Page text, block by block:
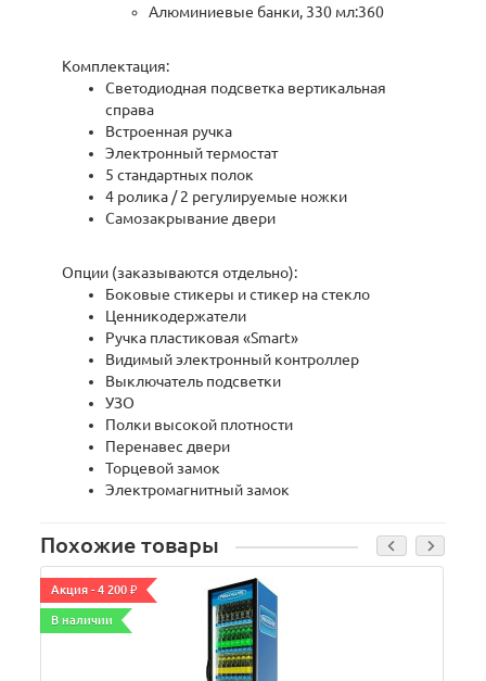
Алюминиевые банки, 330 мл:360
Комплектация:
Светодиодная подсветка вертикальная
справа
Встроенная ручка
Электронный термостат
5 стандартных полок
4 ролика / 2 регулируемые ножки
Самозакрывание двери
Опции (заказываются отдельно):
Боковые стикеры и стикер на стекло
Ценникодержатели
Ручка пластиковая «Smart»
Видимый электронный контроллер
Выключатель подсветки
УЗО
Полки высокой плотности
Перенавес двери
Торцевой замок
Электромагнитный замок
Похожие товары
Акция - 4 200 ₽
В наличии